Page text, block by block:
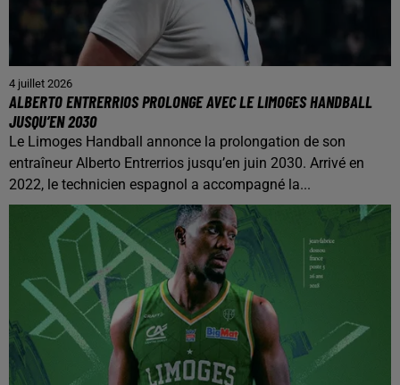
4 juillet 2026
ALBERTO ENTRERRIOS PROLONGE AVEC LE LIMOGES HANDBALL
JUSQU’EN 2030
Le Limoges Handball annonce la prolongation de son
entraîneur Alberto Entrerrios jusqu’en juin 2030. Arrivé en
2022, le technicien espagnol a accompagné la...